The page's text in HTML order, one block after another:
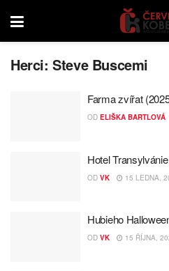
Herci:Steve Buscemi
Farma zvířat
OD ELIŠKA BARTLOVÁ
Hotel
OD VK 15 LEDNA,
Hubieho
OD VK 15 ŘÍJNA,